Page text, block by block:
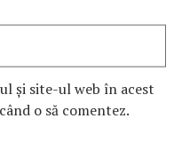
și site-ul web în acest
o să comentez.